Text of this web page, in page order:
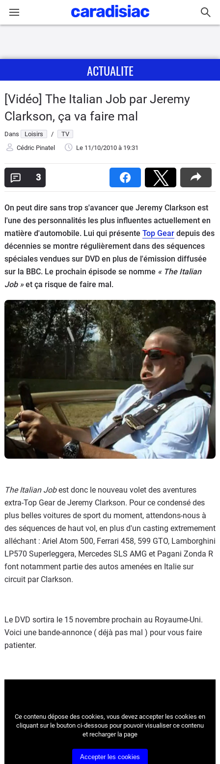
Actu
Essais
Guide
Electriques
Utilitaires
Flottes
Auto
Services
Moto
Marques
ACTUALITE
[Vidéo] The Italian Job par Jeremy
Clarkson, ça va faire mal
Dans Loisirs /
TV
Cédric Pinatel
Le 11/10/2010 à 19:31
3
On peut dire sans trop s'avancer que Jeremy Clarkson est
l'une des personnalités les plus influentes actuellement en
matière d'automobile. Lui qui présente Top Gear depuis des
décennies se montre régulièrement dans des séquences
spéciales vendues sur DVD en plus de l'émission diffusée
sur la BBC. Le prochain épisode se nomme « The Italian
Job »et ça risque de faire mal.
The Italian Jobest donc le nouveau volet des aventures
extra-Top Gear de Jeremy Clarkson. Pour ce condensé des
plus belles voitures de sport du moment, attendons-nous à
des séquences de haut vol, en plus d'un casting extremement
alléchant : Ariel Atom 500, Ferrari 458, 599 GTO, Lamborghini
LP570 Superleggera, Mercedes SLS AMG et Pagani Zonda R
font notamment partie des autos amenées en Italie sur
circuit par Clarkson.
Le DVD sortira le 15 novembre prochain au Royaume-Uni.
Voici une bande-annonce ( déjà pas mal ) pour vous faire
patienter.
Ce contenu dépose des cookies, vous devez accepter les cookies en
cliquant sur le bouton ci-dessous pour pouvoir visualiser ce contenu
et recharger la page
Accepter les cookies